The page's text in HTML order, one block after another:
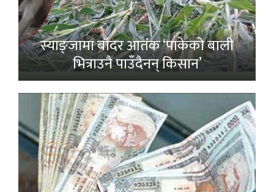
स्याङ्जामा बाँदर आतंक ‘पाकेको बाली
भित्राउनै पाउँदैनन् किसान’